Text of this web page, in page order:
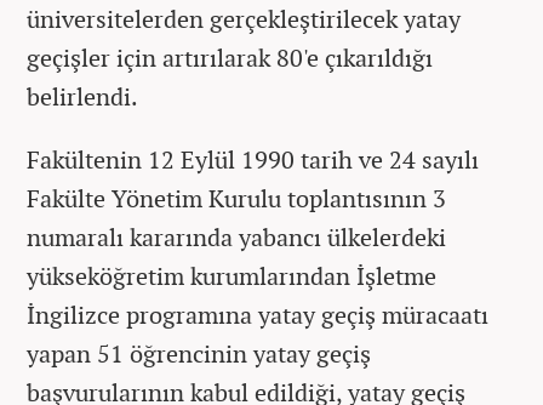
üniversitelerden gerçekleştirilecek yatay
geçişler için artırılarak 80'e çıkarıldığı
belirlendi.
Fakültenin 12 Eylül 1990 tarih ve 24 sayılı
Fakülte Yönetim Kurulu toplantısının 3
numaralı kararında yabancı ülkelerdeki
yükseköğretim kurumlarından İşletme
İngilizce programına yatay geçiş müracaatı
yapan 51 öğrencinin yatay geçiş
başvurularının kabul edildiği, yatay geçiş